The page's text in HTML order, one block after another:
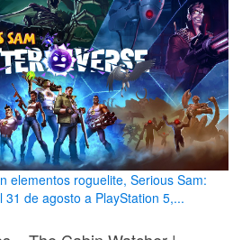
elementos roguelite, Serious Sam:
de agosto a PlayStation 5,...